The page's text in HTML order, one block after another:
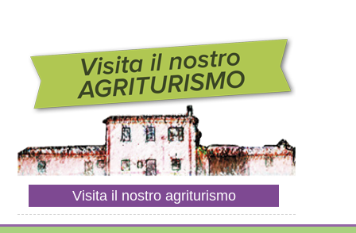
Visita il nostro agriturismo